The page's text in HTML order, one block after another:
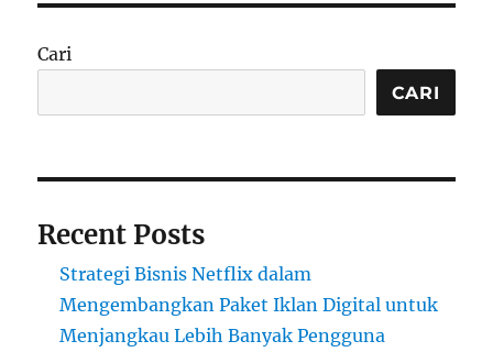
Cari
CARI
Recent Posts
Strategi Bisnis Netflix dalam
Mengembangkan Paket Iklan Digital untuk
Menjangkau Lebih Banyak Pengguna